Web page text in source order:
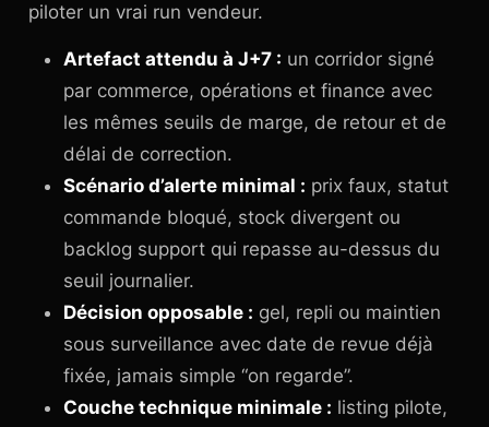
piloter un vrai run vendeur.
Artefact attendu à J+7 : un corridor signé
par commerce, opérations et finance avec
les mêmes seuils de marge, de retour et de
délai de correction.
Scénario d’alerte minimal : prix faux, statut
commande bloqué, stock divergent ou
backlog support qui repasse au-dessus du
seuil journalier.
Décision opposable : gel, repli ou maintien
sous surveillance avec date de revue déjà
fixée, jamais simple “on regarde”.
Couche technique minimale : listing pilote,